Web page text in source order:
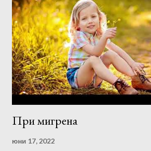
При мигрена
юни 17, 2022